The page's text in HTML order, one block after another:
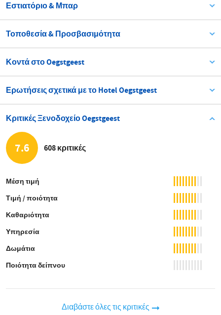
Εστιατόριο & Μπαρ
Τοποθεσία & Προσβασιμότητα
Κοντά στο Oegstgeest
Ερωτήσεις σχετικά με το Hotel Oegstgeest
Κριτικές Ξενοδοχείο Oegstgeest
7.6 608 κριτικές
Μέση τιμή
Τιμή / ποιότητα
Καθαριότητα
Υπηρεσία
Δωμάτια
Ποιότητα δείπνου
Διαβάστε όλες τις κριτικές